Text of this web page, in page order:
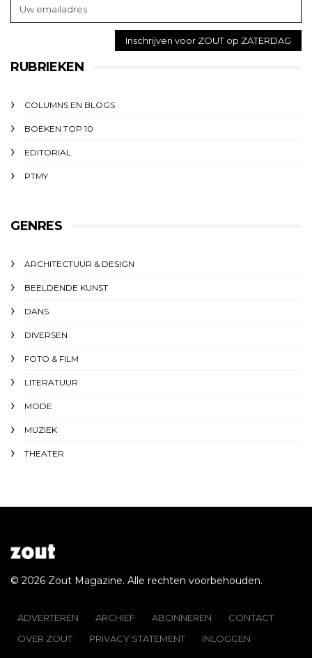
RUBRIEKEN
COLUMNS EN BLOGS
BOEKEN TOP 10
EDITORIAL
PTMY
GENRES
ARCHITECTUUR & DESIGN
BEELDENDE KUNST
DANS
DIVERSEN
FOTO & FILM
LITERATUUR
MODE
MUZIEK
THEATER
© 2026 Zout Magazine. Alle rechten voorbehouden.
ADVERTEREN ARCHIEF ABONNEREN
CONTACT
OVER ZOUT
PRIVACY STATEMENT INLOGGEN